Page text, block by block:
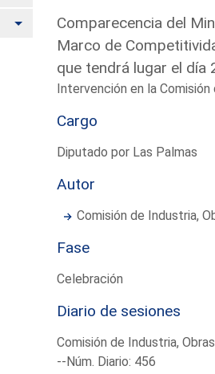
AlternarComparecencia del
Marco de
que tendrá lugar el día
Intervención en la
Cargo
Diputado por Las Palmas
Autor
Comisión de Industria,
Fase
Celebración
Diario de sesiones
Comisión de Industria,
--Núm. Diario: 456